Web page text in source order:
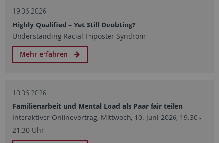
19.06.2026
Highly Qualified – Yet Still Doubting?
Understanding Racial Imposter Syndrom
Mehr erfahren
10.06.2026
Familienarbeit und Mental Load als Paar fair teilen
Interaktiver Onlinevortrag, Mittwoch, 10. Juni 2026, 19.30 -
21.30 Uhr